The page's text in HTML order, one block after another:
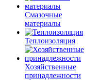
Смазочные
материалы
Теплоизоляция
Хозяйственные
принадлежности